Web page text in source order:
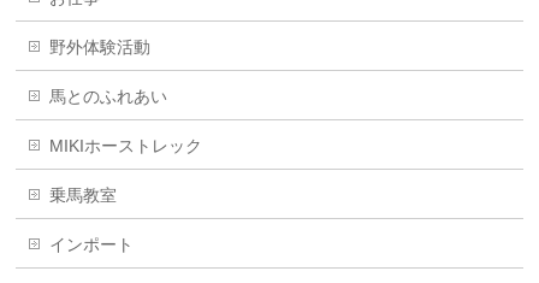
野外体験活動
馬とのふれあい
MIKIホーストレック
乗馬教室
インポート